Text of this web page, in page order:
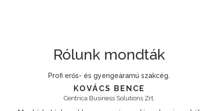
Rólunk mondták
Megbízható, szakmailag felkészült csapat.
RÁDI PÉTER
Econix Kft.